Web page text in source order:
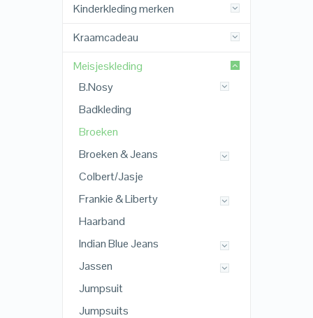
Kinderkleding merken
Kraamcadeau
Meisjeskleding
B.Nosy
Badkleding
Broeken
Broeken & Jeans
Colbert/Jasje
Frankie & Liberty
Haarband
Indian Blue Jeans
Jassen
Jumpsuit
Jumpsuits